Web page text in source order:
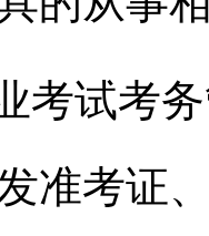
考试考
准考证